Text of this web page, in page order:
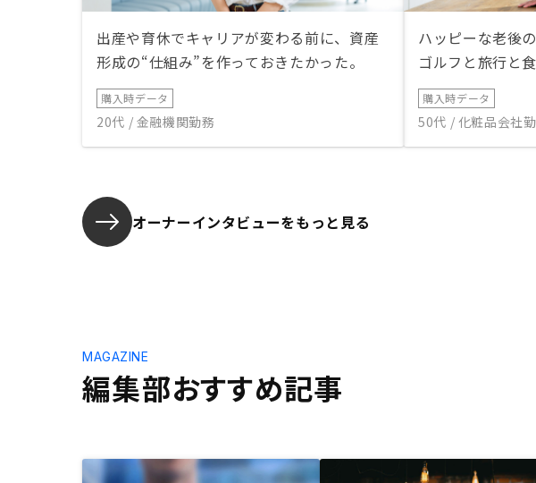
出産や育休でキャリアが変わる前に、資産
形成の“仕組み”を作っておきたかった。
購入時データ
20代 / 金融機関勤務
ハッピーな老後
ゴルフと旅行と
購入時データ
50代 / 化粧品会社
オーナーインタビューをもっと見る
編集部おすすめ記事
MAGAZINE